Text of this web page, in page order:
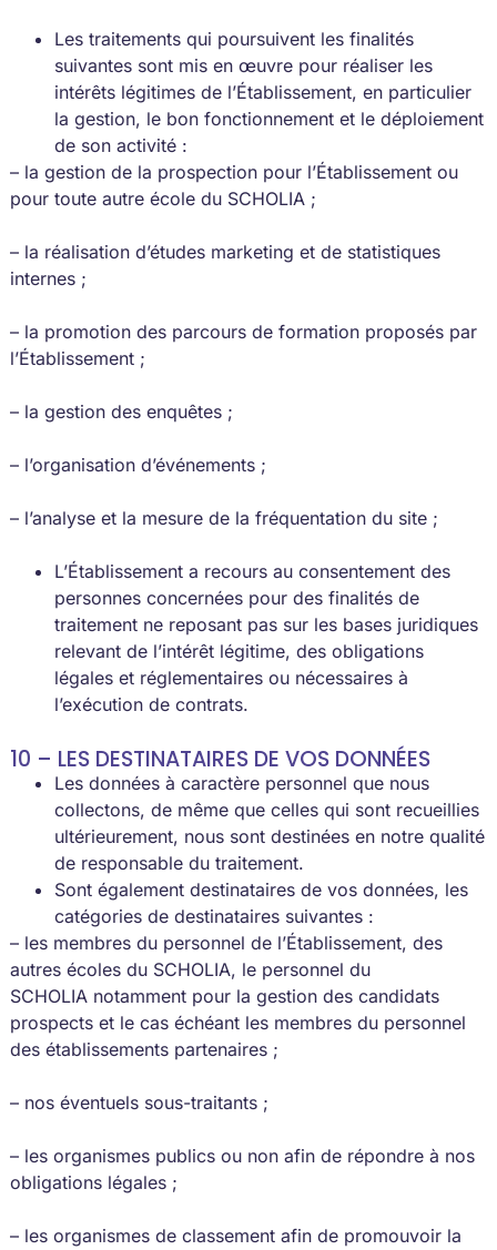
Les traitements qui poursuivent les finalités
suivantes sont mis en œuvre pour réaliser les
intérêts légitimes de l’Établissement, en particulier
la gestion, le bon fonctionnement et le déploiement
de son activité :
– la gestion de la prospection pour l’Établissement ou
pour toute autre école du SCHOLIA ;
– la réalisation d’études marketing et de statistiques
internes ;
– la promotion des parcours de formation proposés par
l’Établissement ;
– la gestion des enquêtes ;
– l’organisation d’événements ;
– l’analyse et la mesure de la fréquentation du site ;
L’Établissement a recours au consentement des
personnes concernées pour des finalités de
traitement ne reposant pas sur les bases juridiques
relevant de l’intérêt légitime, des obligations
légales et réglementaires ou nécessaires à
l’exécution de contrats.
10 – LES DESTINATAIRES DE VOS DONNÉES
Les données à caractère personnel que nous
collectons, de même que celles qui sont recueillies
ultérieurement, nous sont destinées en notre qualité
de responsable du traitement.
Sont également destinataires de vos données, les
catégories de destinataires suivantes :
– les membres du personnel de l’Établissement, des
autres écoles du SCHOLIA, le personnel du
SCHOLIA notamment pour la gestion des candidats
prospects et le cas échéant les membres du personnel
des établissements partenaires ;
– nos éventuels sous-traitants ;
– les organismes publics ou non afin de répondre à nos
obligations légales ;
– les organismes de classement afin de promouvoir la